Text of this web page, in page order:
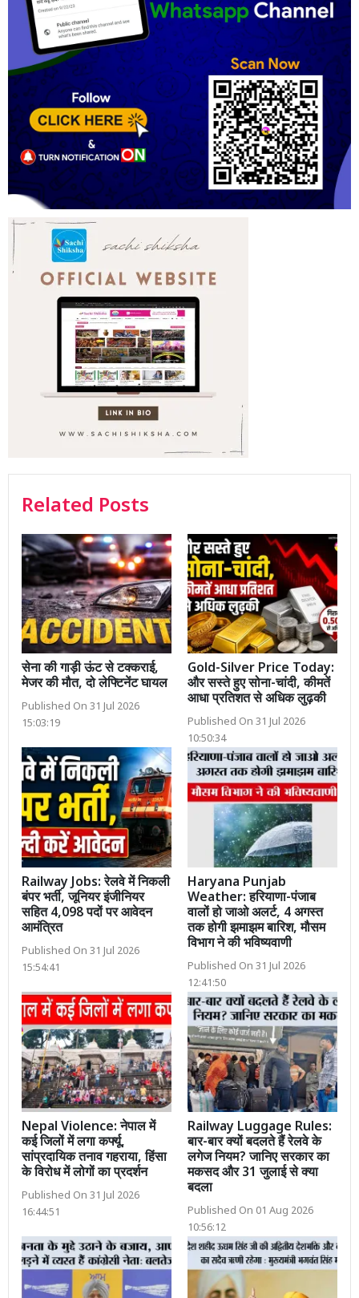
Related Posts
सेना की गाड़ी ऊंट से टक्कराई,
मेजर की मौत, दो लेफ्टिनेंट घायल
Published On 31 Jul 2026
15:03:19
Gold-Silver Price Today:
और सस्ते हुए सोना-चांदी, कीमतें
आधा प्रतिशत से अधिक लुढ़की
Published On 31 Jul 2026
10:50:34
Railway Jobs: रेलवे में निकली
बंपर भर्ती, जूनियर इंजीनियर
सहित 4,098 पदों पर आवेदन
आमंत्रित
Published On 31 Jul 2026
15:54:41
Haryana Punjab
Weather: हरियाणा-पंजाब
वालों हो जाओ अलर्ट, 4 अगस्त
तक होगी झमाझम बारिश, मौसम
विभाग ने की भविष्यवाणी
Published On 31 Jul 2026
12:41:50
Nepal Violence: नेपाल में
कई जिलों में लगा कर्फ्यू,
सांप्रदायिक तनाव गहराया, हिंसा
के विरोध में लोगों का प्रदर्शन
Published On 31 Jul 2026
16:44:51
Railway Luggage Rules:
बार-बार क्यों बदलते हैं रेलवे के
लगेज नियम? जानिए सरकार का
मकसद और 31 जुलाई से क्या
बदला
Published On 01 Aug 2026
10:56:12